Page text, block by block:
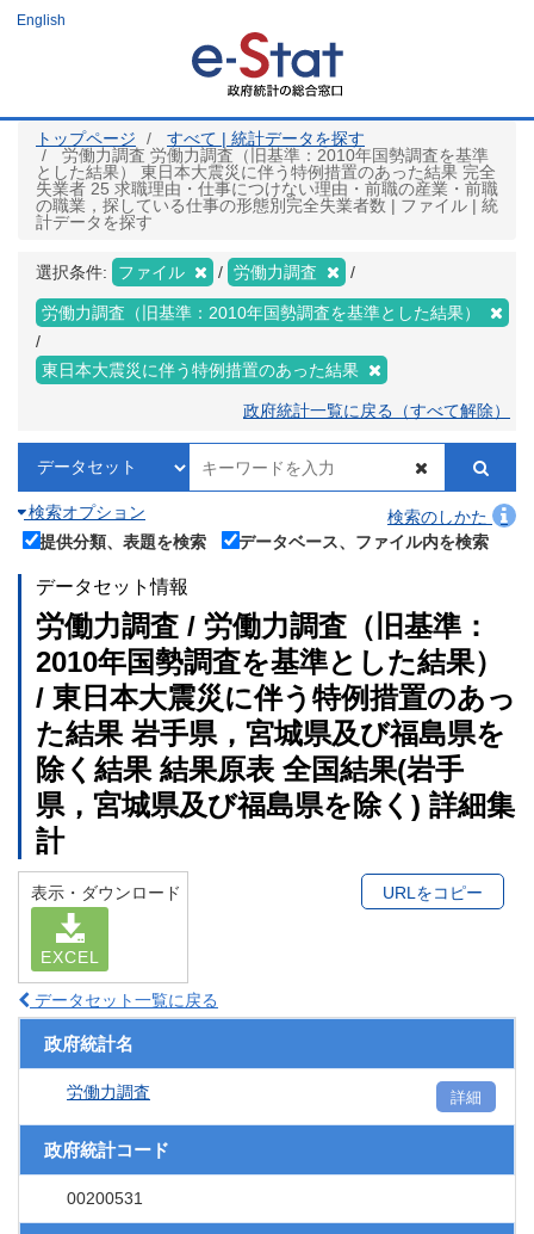
ツ
English
トップページ
すべて | 統計データを探す
労働力調査 労働力調査（旧基準：2010年国勢調査を基準
とした結果） 東日本大震災に伴う特例措置のあった結果 完全
失業者 25 求職理由・仕事につけない理由・前職の産業・前職
の職業，探している仕事の形態別完全失業者数 | ファイル | 統
計データを探す
選択条件: ファイル 労働力調査
労働力調査（旧基準：2010年国勢調査を基準とした結果）
東日本大震災に伴う特例措置のあった結果
政府統計一覧に戻る（すべて解除）
検索オプション
検索のしかた
提供分類、表題を検索
データベース、ファイル内を検索
データセット情報
労働力調査 / 労働力調査（旧基準：
2010年国勢調査を基準とした結果）
/ 東日本大震災に伴う特例措置のあっ
た結果 岩手県，宮城県及び福島県を
除く結果 結果原表 全国結果(岩手
県，宮城県及び福島県を除く) 詳細集
計
表示・ダウンロード
EXCEL
URLをコピー
データセット一覧に戻る
政府統計名
労働力調査 詳細
政府統計コード
00200531